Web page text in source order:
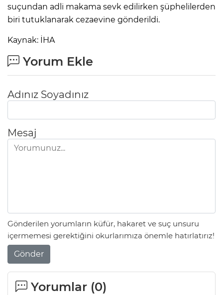
suçundan adli makama sevk edilirken şüphelilerden
biri tutuklanarak cezaevine gönderildi.
Kaynak: İHA
Yorum Ekle
Adınız Soyadınız
Mesaj
Gönderilen yorumların küfür, hakaret ve suç unsuru
içermemesi gerektiğini okurlarımıza önemle hatırlatırız!
Gönder
Yorumlar (0)